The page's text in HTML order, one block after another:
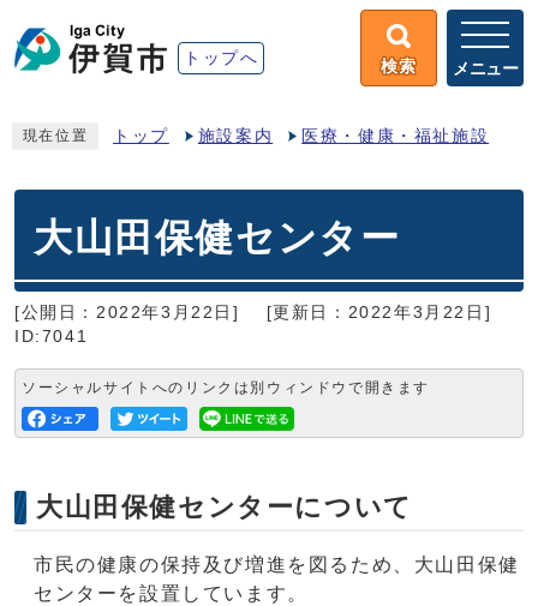
トップへ 検索 メニュー
現在位置 トップ 施設案内 医療・健康・福祉施設
大山田保健センター
[公開日：2022年3月22日]
[更新日：2022年3月22日]
ID:7041
ソーシャルサイトへのリンクは別ウィンドウで開きます
大山田保健センターについて
市民の健康の保持及び増進を図るため、大山田保健
センターを設置しています。